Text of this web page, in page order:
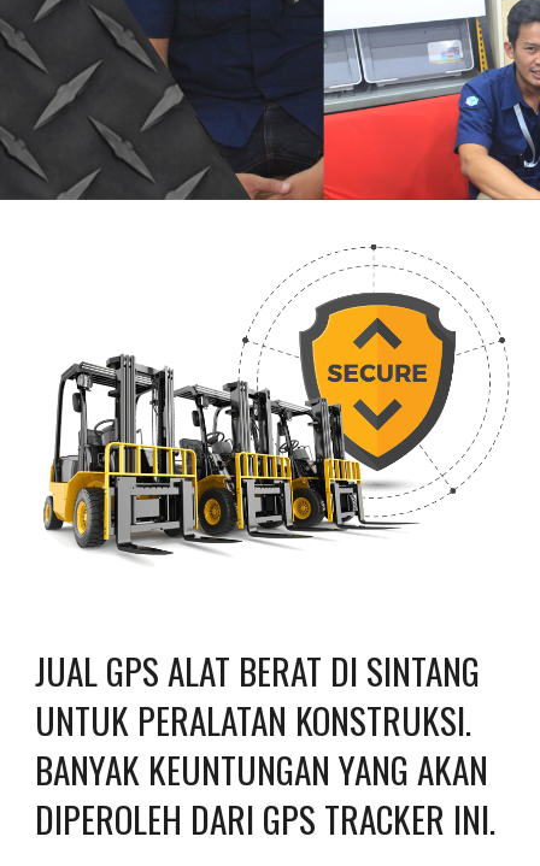
JUAL GPS ALAT BERAT DI SINTANG
UNTUK PERALATAN KONSTRUKSI.
BANYAK KEUNTUNGAN YANG AKAN
DIPEROLEH DARI GPS TRACKER INI.